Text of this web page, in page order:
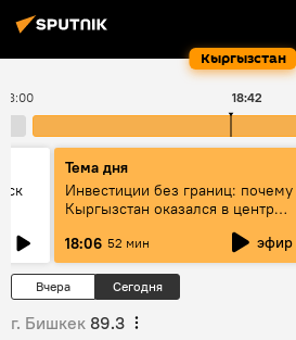
Кыргызстан
18:00 18:42
Тема дня
Инвестиции без границ: почему
Кыргызстан оказался в центре
18:06 52 мин эфир
Вчера Сегодня
г. Бишкек 89.3